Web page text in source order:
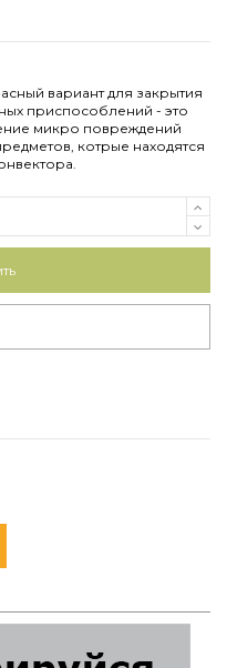
вариант для закрытия
приспособлений - это
микро повреждений
котрые находятся